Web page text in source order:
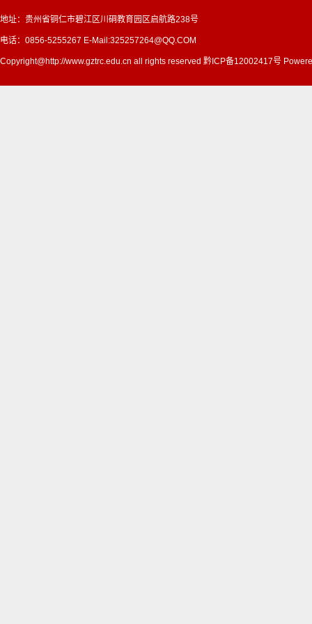
地址：贵州省铜仁市碧江区川硐教育园区启航路238号
电话：0856-5255267 E-Mail:325257264@QQ.COM
Copyright@http://www.gztrc.edu.cn all rights reserved 黔ICP备12002417号